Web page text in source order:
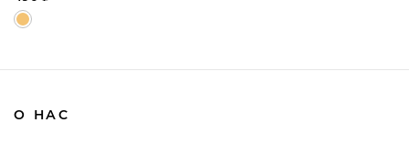
О НАС